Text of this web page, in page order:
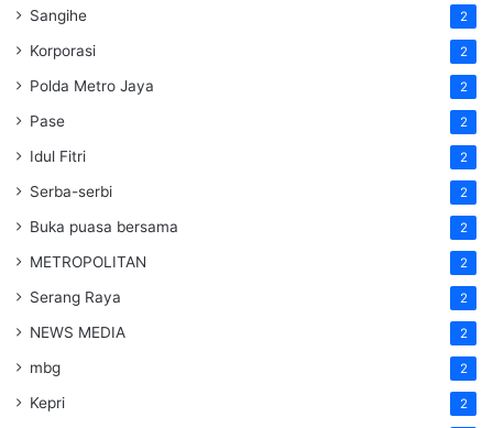
Sangihe 2
Korporasi 2
Polda Metro Jaya 2
Pase 2
Idul Fitri 2
Serba-serbi 2
Buka puasa bersama 2
METROPOLITAN 2
Serang Raya 2
NEWS MEDIA 2
mbg 2
Kepri 2